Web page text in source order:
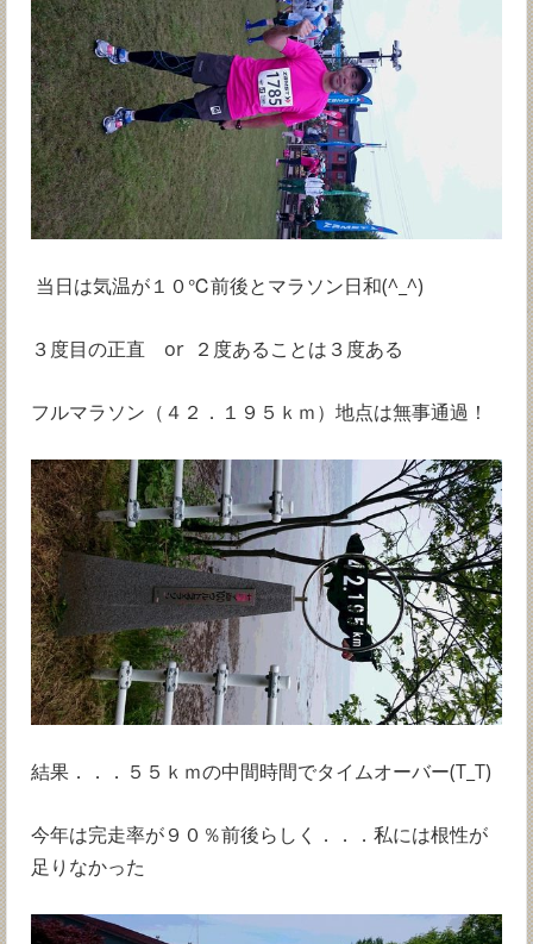
当日は気温が１０℃前後とマラソン日和(^_^)
３度目の正直 or ２度あることは３度ある
フルマラソン（４２．１９５ｋｍ）地点は無事通過！
結果．．．５５ｋｍの中間時間でタイムオーバー(T_T)
今年は完走率が９０％前後らしく．．．私には根性が
足りなかった